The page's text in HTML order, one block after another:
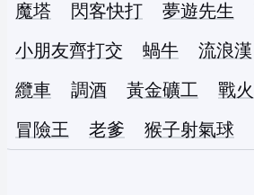
魔塔
閃客快打 夢遊先生
小朋友齊打交
蝸牛 流浪漢
纜車
調酒 黃金礦工 戰
冒險王
老爹 猴子射氣球